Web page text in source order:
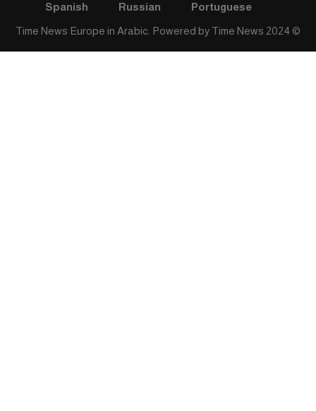
Portuguese
Russian
Spanish
© 2024 Time News Europe in Arabic. Powered by
Time News